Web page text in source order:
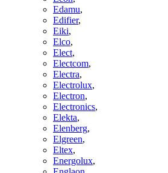
Edamu,
Edifier,
Eiki,
Elco,
Elect,
Electcom,
Electra,
Electrolux,
Electron,
Electronics,
Elekta,
Elenberg,
Elgreen,
Eltex,
Energolux,